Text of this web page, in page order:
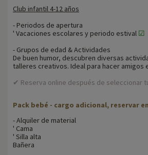
Club infantil 4-12 años
- Periodos de apertura
' Vacaciones escolares y periodo estival ☑
- Grupos de edad & Actividades
De buen humor, descubren diversas
talleres creativos. Ideal para hacer amigos
✔ Reserva online después de seleccionar
Pack bebé - cargo adicional, reservar
- Alquiler de material
' Cama
' Silla alta
Bañera